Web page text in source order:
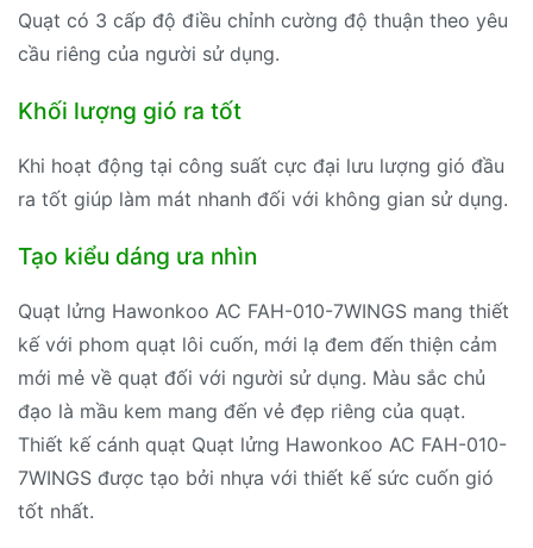
Quạt có 3 cấp độ điều chỉnh cường độ thuận theo yêu
cầu riêng của người sử dụng.
Khối lượng gió ra tốt
Khi hoạt động tại công suất cực đại lưu lượng gió đầu
ra tốt giúp làm mát nhanh đối với không gian sử dụng.
Tạo kiểu dáng ưa nhìn
Quạt lửng Hawonkoo AC FAH-010-7WINGS mang thiết
kế với phom quạt lôi cuốn, mới lạ đem đến thiện cảm
mới mẻ về quạt đối với người sử dụng. Màu sắc chủ
đạo là mầu kem mang đến vẻ đẹp riêng của quạt.
Thiết kế cánh quạt Quạt lửng Hawonkoo AC FAH-010-
7WINGS được tạo bởi nhựa với thiết kế sức cuốn gió
tốt nhất.